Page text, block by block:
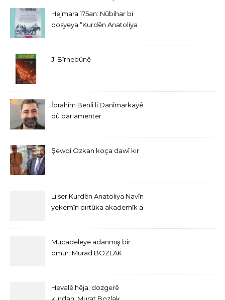
Hejmara 175an: Nûbihar bi
dosyeya “Kurdên Anatoliya
Ji Bîrnebûnê
İbrahim Benlî li Danîmarkayê
bû parlamenter
Şewqî Ozkan koça dawî kir
Li ser Kurdên Anatoliya Navîn
yekemîn pirtûka akademîk a
Mücadeleye adanmış bir
ömür: Murad BOZLAK
Hevalê hêja, dozgerê